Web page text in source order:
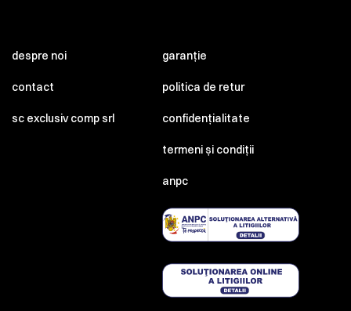
despre noi
contact
sc exclusiv comp srl
garanție
politica de retur
confidențialitate
termeni și condiții
anpc